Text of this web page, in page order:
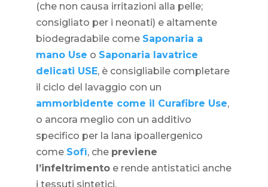
(che non causa irritazioni alla pelle;
consigliato per i neonati) e altamente
biodegradabile come Saponaria a
mano Use o Saponaria lavatrice
delicati USE, è consigliabile completare
il ciclo del lavaggio con un
ammorbidente come il Curafibre Use,
o ancora meglio con un additivo
specifico per la lana ipoallergenico
come Sofì, che previene
l’infeltrimentoe rende antistatici anche
i tessuti sintetici.